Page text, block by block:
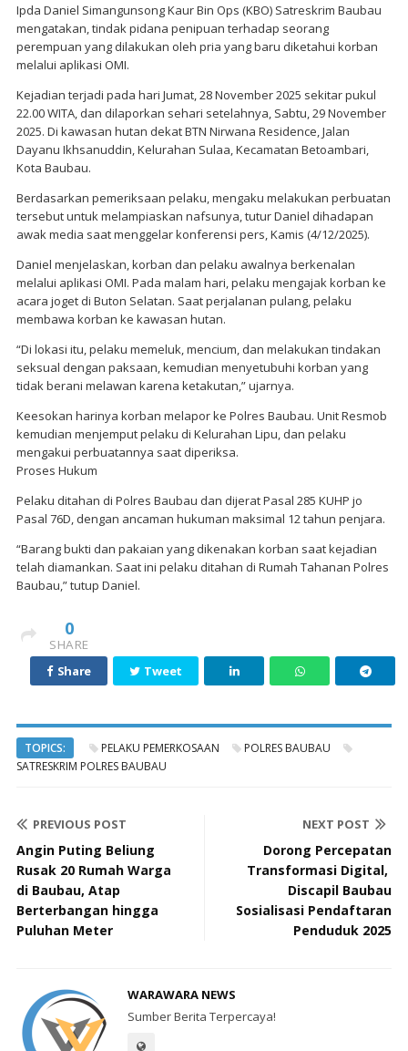
Ipda Daniel Simangunsong Kaur Bin Ops (KBO) Satreskrim Baubau
mengatakan, tindak pidana penipuan terhadap seorang
perempuan yang dilakukan oleh pria yang baru diketahui korban
melalui aplikasi OMI.
Kejadian terjadi pada hari Jumat, 28 November 2025 sekitar pukul
22.00 WITA, dan dilaporkan sehari setelahnya, Sabtu, 29 November
2025. Di kawasan hutan dekat BTN Nirwana Residence, Jalan
Dayanu Ikhsanuddin, Kelurahan Sulaa, Kecamatan Betoambari,
Kota Baubau.
Berdasarkan pemeriksaan pelaku, mengaku melakukan perbuatan
tersebut untuk melampiaskan nafsunya, tutur Daniel dihadapan
awak media saat menggelar konferensi pers, Kamis (4/12/2025).
Daniel menjelaskan, korban dan pelaku awalnya berkenalan
melalui aplikasi OMI. Pada malam hari, pelaku mengajak korban ke
acara joget di Buton Selatan. Saat perjalanan pulang, pelaku
membawa korban ke kawasan hutan.
“Di lokasi itu, pelaku memeluk, mencium, dan melakukan tindakan
seksual dengan paksaan, kemudian menyetubuhi korban yang
tidak berani melawan karena ketakutan,” ujarnya.
Keesokan harinya korban melapor ke Polres Baubau. Unit Resmob
kemudian menjemput pelaku di Kelurahan Lipu, dan pelaku
mengakui perbuatannya saat diperiksa.
Proses Hukum
Pelaku ditahan di Polres Baubau dan dijerat Pasal 285 KUHP jo
Pasal 76D, dengan ancaman hukuman maksimal 12 tahun penjara.
“Barang bukti dan pakaian yang dikenakan korban saat kejadian
telah diamankan. Saat ini pelaku ditahan di Rumah Tahanan Polres
Baubau,” tutup Daniel.
0
SHARE
Share
Tweet
TOPICS: PELAKU PEMERKOSAAN
POLRES BAUBAU
SATRESKRIM POLRES BAUBAU
PREVIOUS POST
Angin Puting Beliung
Rusak 20 Rumah Warga
di Baubau, Atap
Berterbangan hingga
Puluhan Meter
NEXT POST
Dorong Percepatan
Transformasi Digital,
Discapil Baubau
Sosialisasi Pendaftaran
Penduduk 2025
WARAWARA NEWS
Sumber Berita Terpercaya!